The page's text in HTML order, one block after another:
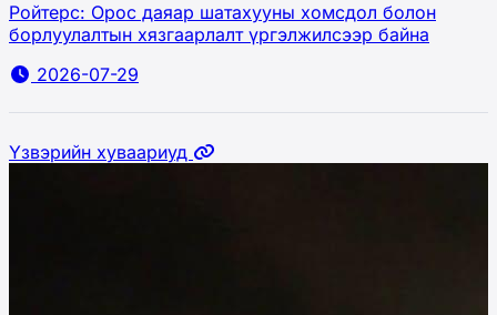
Ройтерс: Орос даяар шатахууны хомсдол болон
борлуулалтын хязгаарлалт үргэлжилсээр байна
2026-07-29
Үзвэрийн хуваариуд